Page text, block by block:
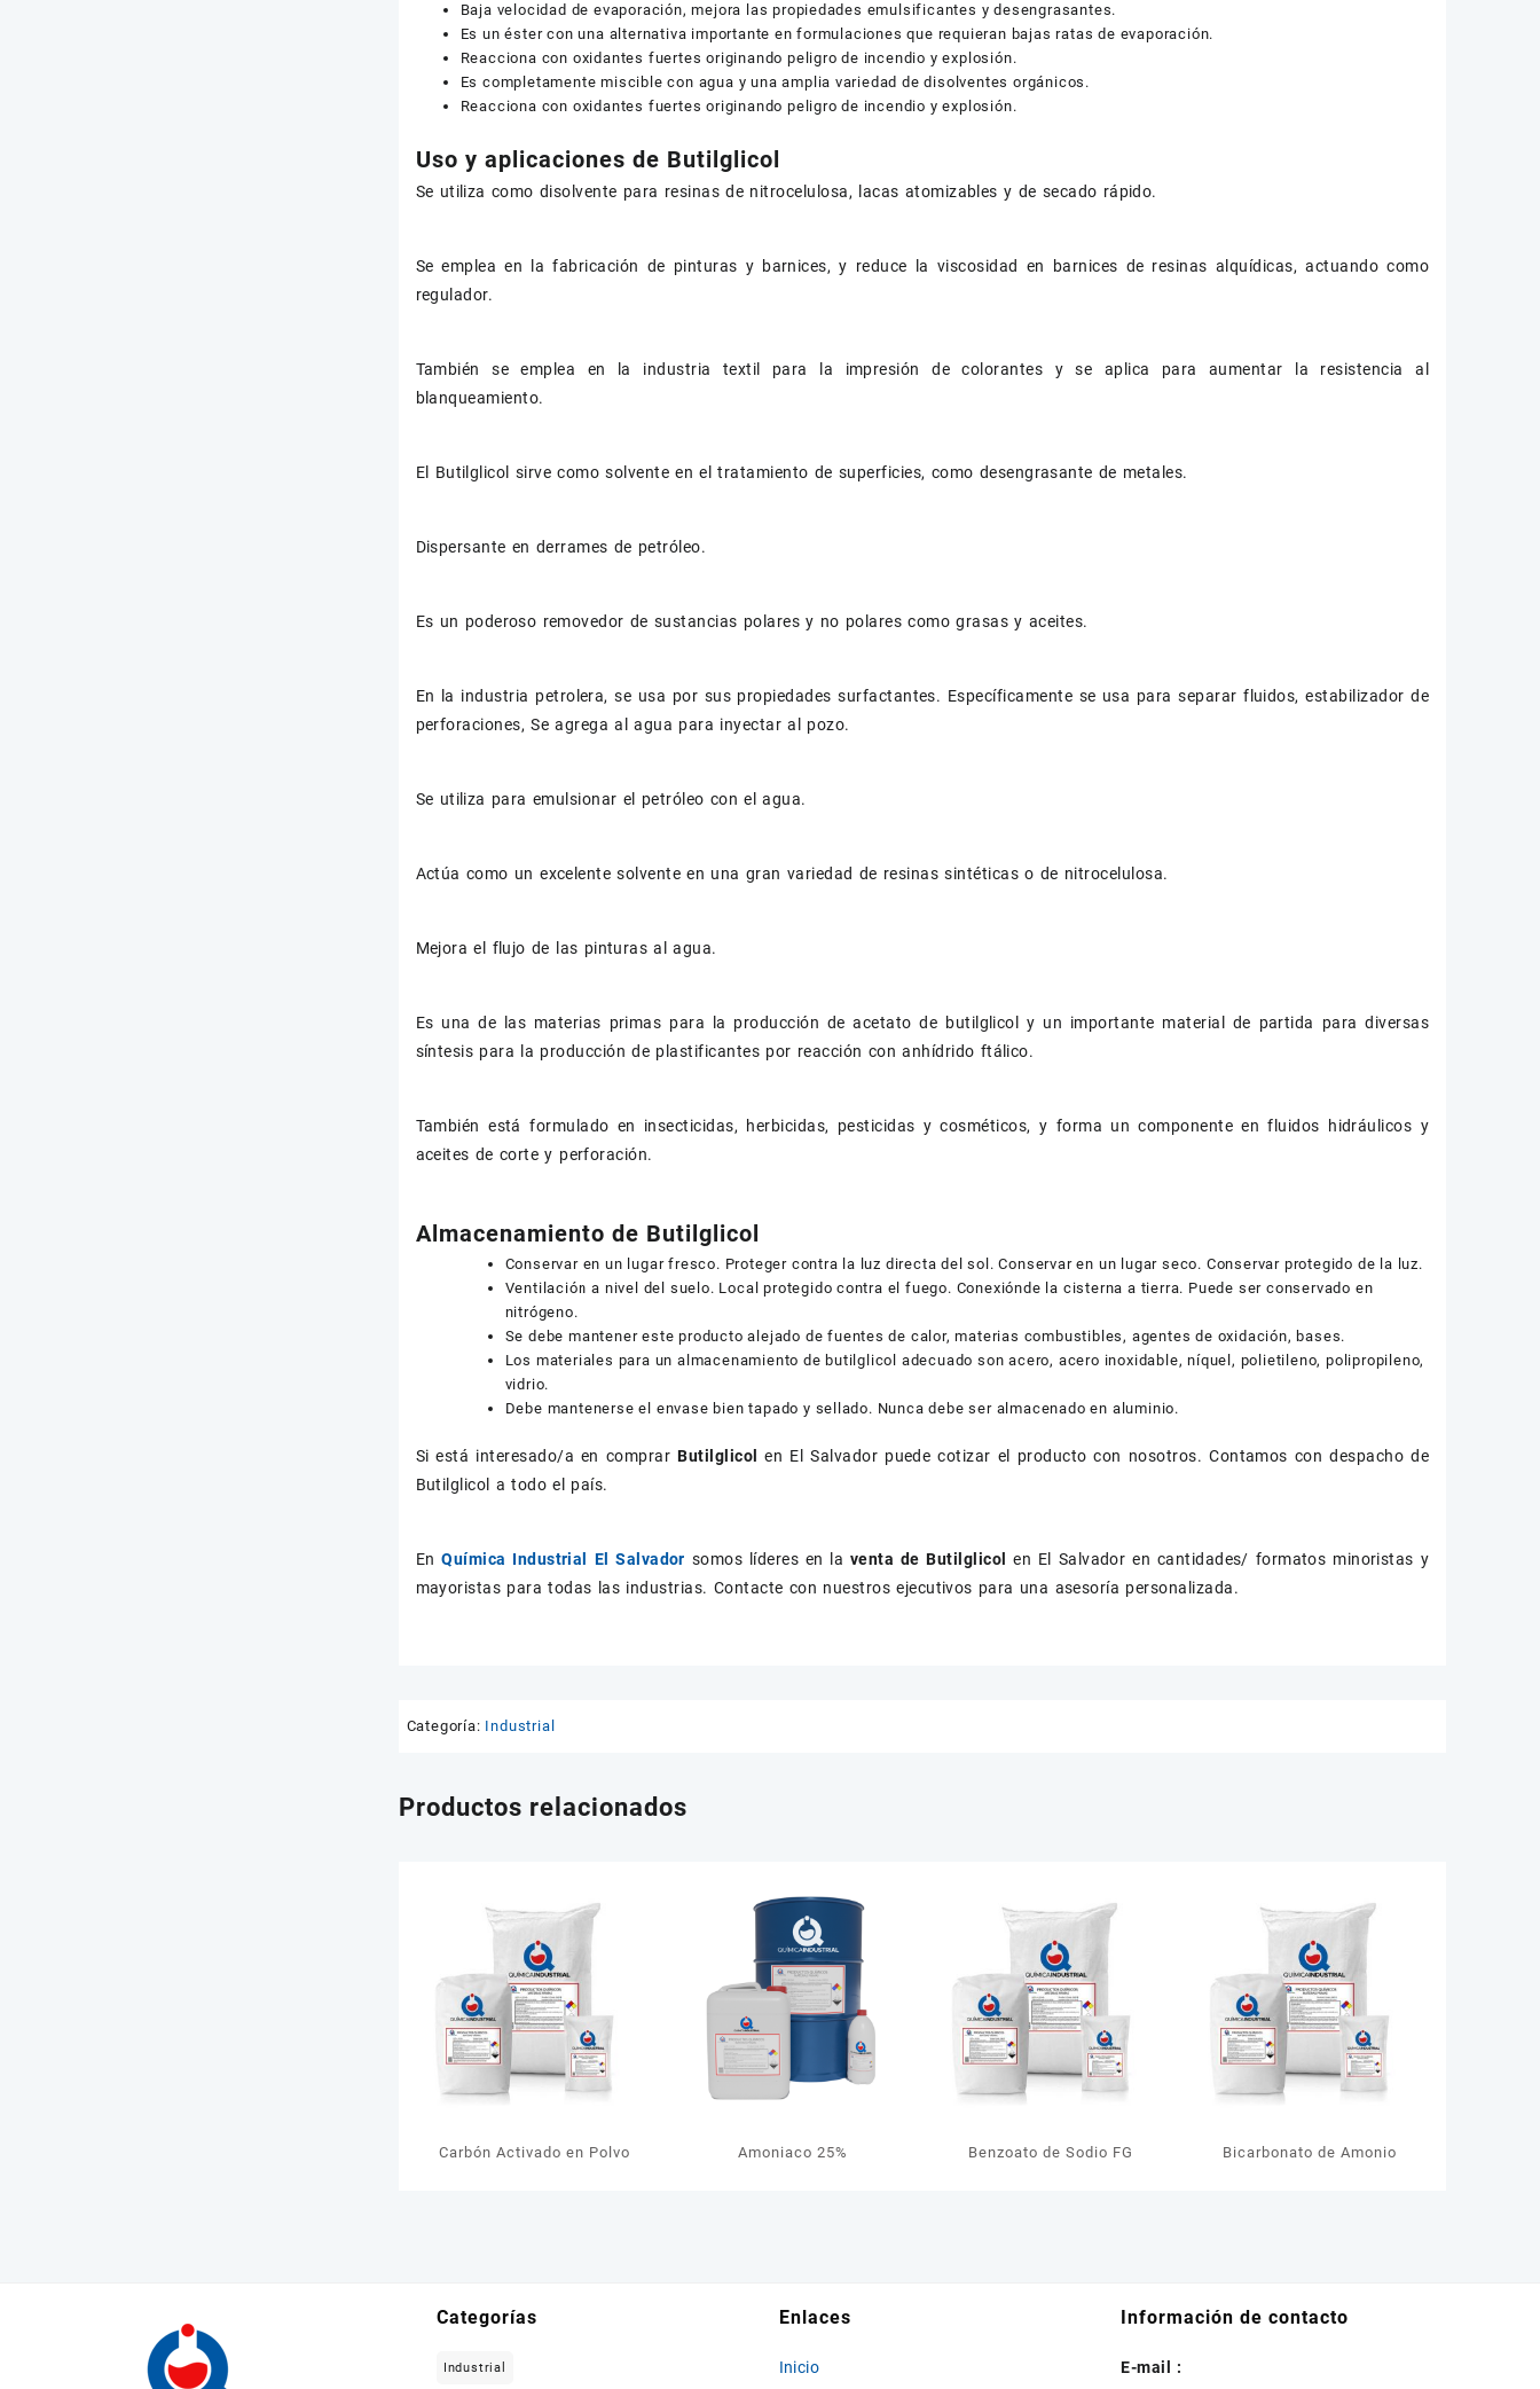
Baja velocidad de evaporación, mejora las propiedades emulsificantes y desengrasantes.
Es un éster con una alternativa importante en formulaciones que requieran bajas ratas de evaporación.
Reacciona con oxidantes fuertes originando peligro de incendio y explosión.
Es completamente miscible con agua y una amplia variedad de disolventes orgánicos.
Reacciona con oxidantes fuertes originando peligro de incendio y explosión.
Uso y aplicaciones de Butilglicol
Se utiliza como disolvente para resinas de nitrocelulosa, lacas atomizables y de secado rápido.
Se emplea en la fabricación de pinturas y barnices, y reduce la viscosidad en barnices de resinas alquídicas, actuando como
regulador.
También se emplea en la industria textil para la impresión de colorantes y se aplica para aumentar la resistencia al
blanqueamiento.
El Butilglicol sirve como solvente en el tratamiento de superficies, como desengrasante de metales.
Dispersante en derrames de petróleo.
Es un poderoso removedor de sustancias polares y no polares como grasas y aceites.
En la industria petrolera, se usa por sus propiedades surfactantes. Específicamente se usa para separar fluidos, estabilizador de
perforaciones, Se agrega al agua para inyectar al pozo.
Se utiliza para emulsionar el petróleo con el agua.
Actúa como un excelente solvente en una gran variedad de resinas sintéticas o de nitrocelulosa.
Mejora el flujo de las pinturas al agua.
Es una de las materias primas para la producción de acetato de butilglicol y un importante material de partida para diversas
síntesis para la producción de plastificantes por reacción con anhídrido ftálico.
También está formulado en insecticidas, herbicidas, pesticidas y cosméticos, y forma un componente en fluidos hidráulicos y
aceites de corte y perforación.
Almacenamiento de Butilglicol
Conservar en un lugar fresco. Proteger contra la luz directa del sol. Conservar en un lugar seco. Conservar protegido de la luz.
Ventilación a nivel del suelo. Local protegido contra el fuego. Conexiónde la cisterna a tierra. Puede ser conservado en
nitrógeno.
Se debe mantener este producto alejado de fuentes de calor, materias combustibles, agentes de oxidación, bases.
Los materiales para un almacenamiento de butilglicol adecuado son acero, acero inoxidable, níquel, polietileno, polipropileno,
vidrio.
Debe mantenerse el envase bien tapado y sellado. Nunca debe ser almacenado en aluminio.
Si está interesado/a en comprar Butilglicolen El Salvador puede cotizar el producto con nosotros. Contamos con despacho de
Butilglicol a todo el país.
EnQuímica Industrial El Salvador somos líderes en la venta de Butilglicolen El Salvador en cantidades/ formatos minoristas y
mayoristas para todas las industrias. Contacte con nuestros ejecutivos para una asesoría personalizada.
Categoría: Industrial
Productos relacionados
Carbón Activado en Polvo Amoniaco 25% Benzoato de Sodio FG Bicarbonato de Amonio
Categorías
Industrial
Enlaces
Inicio
Información de contacto
E-mail :